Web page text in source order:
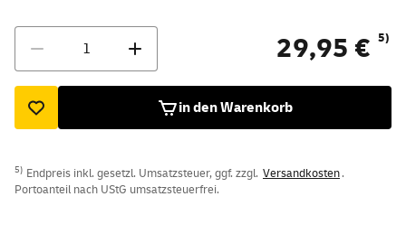
29,95 € 5)
in den Warenkorb
5) Endpreis inkl. gesetzl. Umsatzsteuer, ggf. zzgl. Versandkosten.
Portoanteil nach UStG umsatzsteuerfrei.